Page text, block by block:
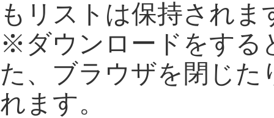
もリストは保持されま
※ダウンロードをする
た、ブラウザを閉じた
れます。